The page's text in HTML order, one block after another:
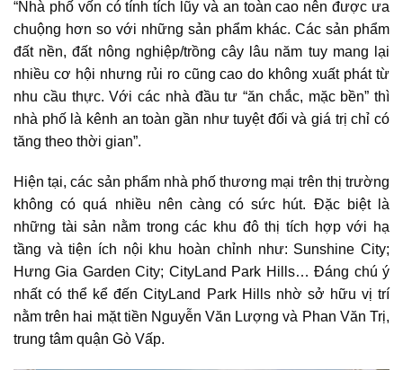
“Nhà phố vốn có tính tích lũy và an toàn cao nên được ưa
chuộng hơn so với những sản phẩm khác. Các sản phẩm
đất nền, đất nông nghiệp/trồng cây lâu năm tuy mang lại
nhiều cơ hội nhưng rủi ro cũng cao do không xuất phát từ
nhu cầu thực. Với các nhà đầu tư “ăn chắc, mặc bền” thì
nhà phố là kênh an toàn gần như tuyệt đối và giá trị chỉ có
tăng theo thời gian”.
Hiện tại, các sản phẩm nhà phố thương mại trên thị trường
không có quá nhiều nên càng có sức hút. Đặc biệt là
những tài sản nằm trong các khu đô thị tích hợp với hạ
tầng và tiện ích nội khu hoàn chỉnh như: Sunshine City;
Hưng Gia Garden City; CityLand Park Hills… Đáng chú ý
nhất có thể kể đến CityLand Park Hills nhờ sở hữu vị trí
nằm trên hai mặt tiền Nguyễn Văn Lượng và Phan Văn Trị,
trung tâm quận Gò Vấp.